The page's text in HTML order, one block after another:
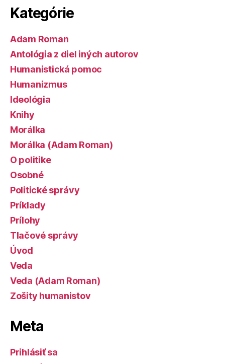
Kategórie
Adam Roman
Antológia z diel iných autorov
Humanistická pomoc
Humanizmus
Ideológia
Knihy
Morálka
Morálka (Adam Roman)
O politike
Osobné
Politické správy
Príklady
Prílohy
Tlačové správy
Úvod
Veda
Veda (Adam Roman)
Zošity humanistov
Meta
Prihlásiť sa